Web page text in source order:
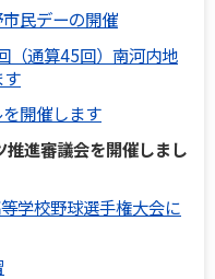
民デーの開催
（通算45回）南河内地
す
開催します
進審議会を開催しまし
学校野球選手権大会に